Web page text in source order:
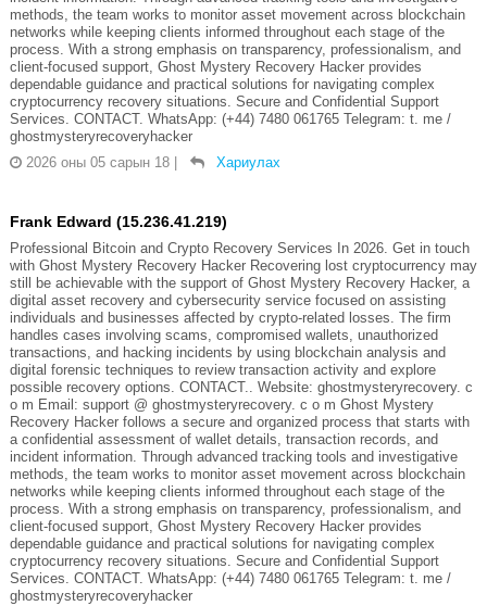
methods, the team works to monitor asset movement across blockchain
networks while keeping clients informed throughout each stage of the
process. With a strong emphasis on transparency, professionalism, and
client-focused support, Ghost Mystery Recovery Hacker provides
dependable guidance and practical solutions for navigating complex
cryptocurrency recovery situations. Secure and Confidential Support
Services. CONTACT. WhatsApp: (+44) 7480 061765 Telegram: t. me /
ghostmysteryrecoveryhacker
2026 оны 05 сарын 18
Хариулах
Frank Edward (15.236.41.219)
Professional Bitcoin and Crypto Recovery Services In 2026. Get in touch
with Ghost Mystery Recovery Hacker Recovering lost cryptocurrency may
still be achievable with the support of Ghost Mystery Recovery Hacker, a
digital asset recovery and cybersecurity service focused on assisting
individuals and businesses affected by crypto-related losses. The firm
handles cases involving scams, compromised wallets, unauthorized
transactions, and hacking incidents by using blockchain analysis and
digital forensic techniques to review transaction activity and explore
possible recovery options. CONTACT.. Website: ghostmysteryrecovery. c
o m Email: support @ ghostmysteryrecovery. c o m Ghost Mystery
Recovery Hacker follows a secure and organized process that starts with
a confidential assessment of wallet details, transaction records, and
incident information. Through advanced tracking tools and investigative
methods, the team works to monitor asset movement across blockchain
networks while keeping clients informed throughout each stage of the
process. With a strong emphasis on transparency, professionalism, and
client-focused support, Ghost Mystery Recovery Hacker provides
dependable guidance and practical solutions for navigating complex
cryptocurrency recovery situations. Secure and Confidential Support
Services. CONTACT. WhatsApp: (+44) 7480 061765 Telegram: t. me /
ghostmysteryrecoveryhacker